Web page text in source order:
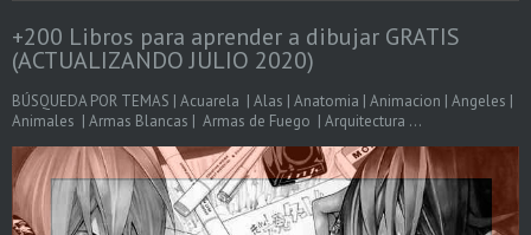
+200 Libros para aprender a dibujar GRATIS
(ACTUALIZANDO JULIO 2020)
BÚSQUEDA POR TEMAS | Acuarela | Alas | Anatomia | Animacion | Angeles |
Animales | Armas Blancas | Armas de Fuego | Arquitectura ...